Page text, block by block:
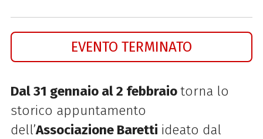
EVENTO TERMINATO
Dal 31 gennaio al 2 febbraiotorna lo
storico appuntamento
dell’Associazione Baretti ideato dal